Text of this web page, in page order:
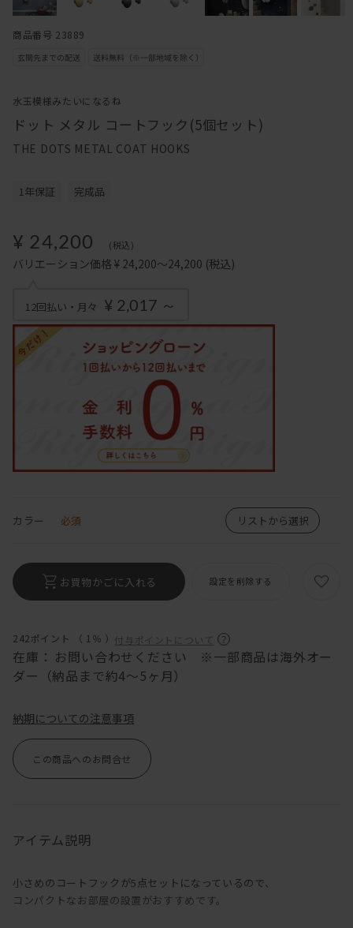
水玉模様みたいになるね
ドット メタル コートフック(5個セット)
THE DOTS METAL COAT HOOKS
242ポイント （ 1％ ） 付与ポイントについて
在庫： お問い合わせください ※一部商品は海外オー
ダー（納品まで約4〜5ヶ月）
1年保証 完成品
¥ 24,200 (税込)
バリエーション価格 ¥ 24,200～24,200 (税込)
12回払い・月々 ¥ 2,017 ～
カラー 必須 リストから選択
お買物かごに入れる 設定を削除する
納期についての注意事項
この商品へのお問合せ
アイテム説明
小さめのコートフックが5点セットになっているので、
コンパクトなお部屋の設置がおすすめです。
商品番号 23889